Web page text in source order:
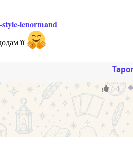
lenormand
її
1